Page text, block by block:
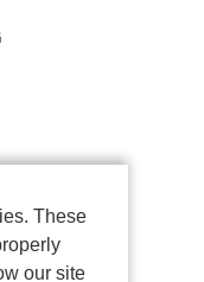
These
our site